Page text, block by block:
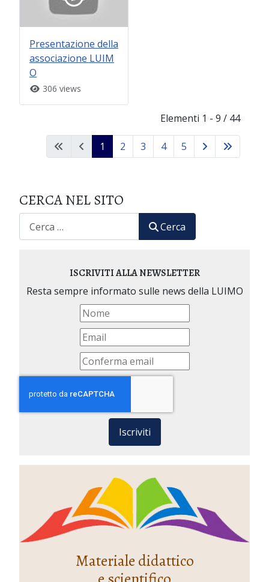
Presentazione della
associazione LUIM
O
306 views
Elementi 1 - 9 / 44
1 2 3 4 5
CERCA NEL SITO
Cerca
ISCRIVITI ALLA NEWSLETTER
Resta sempre informato sulle news della LUIMO
Iscriviti
Materiale didattico